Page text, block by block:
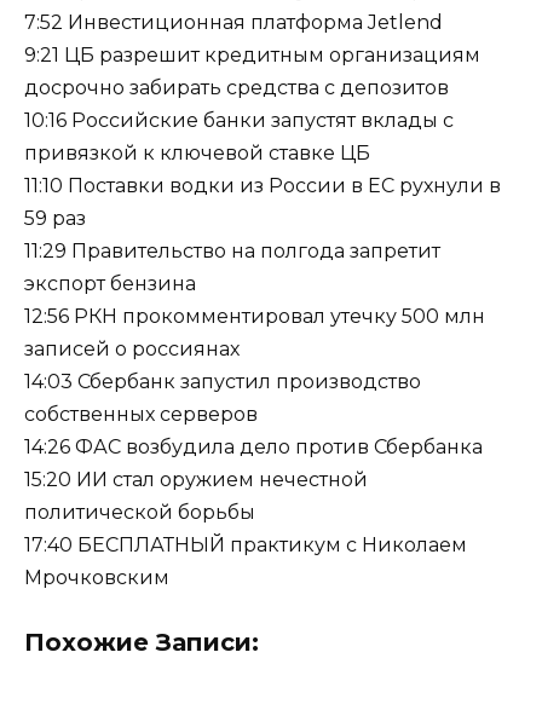
7:52 Инвестиционная платформа Jetlend
9:21 ЦБ разрешит кредитным организациям
досрочно забирать средства с депозитов
10:16 Российские банки запустят вклады с
привязкой к ключевой ставке ЦБ
11:10 Поставки водки из России в ЕС рухнули в
59 раз
11:29 Правительство на полгода запретит
экспорт бензина
12:56 РКН прокомментировал утечку 500 млн
записей о россиянах
14:03 Сбербанк запустил производство
собственных серверов
14:26 ФАС возбудила дело против Сбербанка
15:20 ИИ стал оружием нечестной
политической борьбы
17:40 БЕСПЛАТНЫЙ практикум с Николаем
Мрочковским
Похожие Записи: